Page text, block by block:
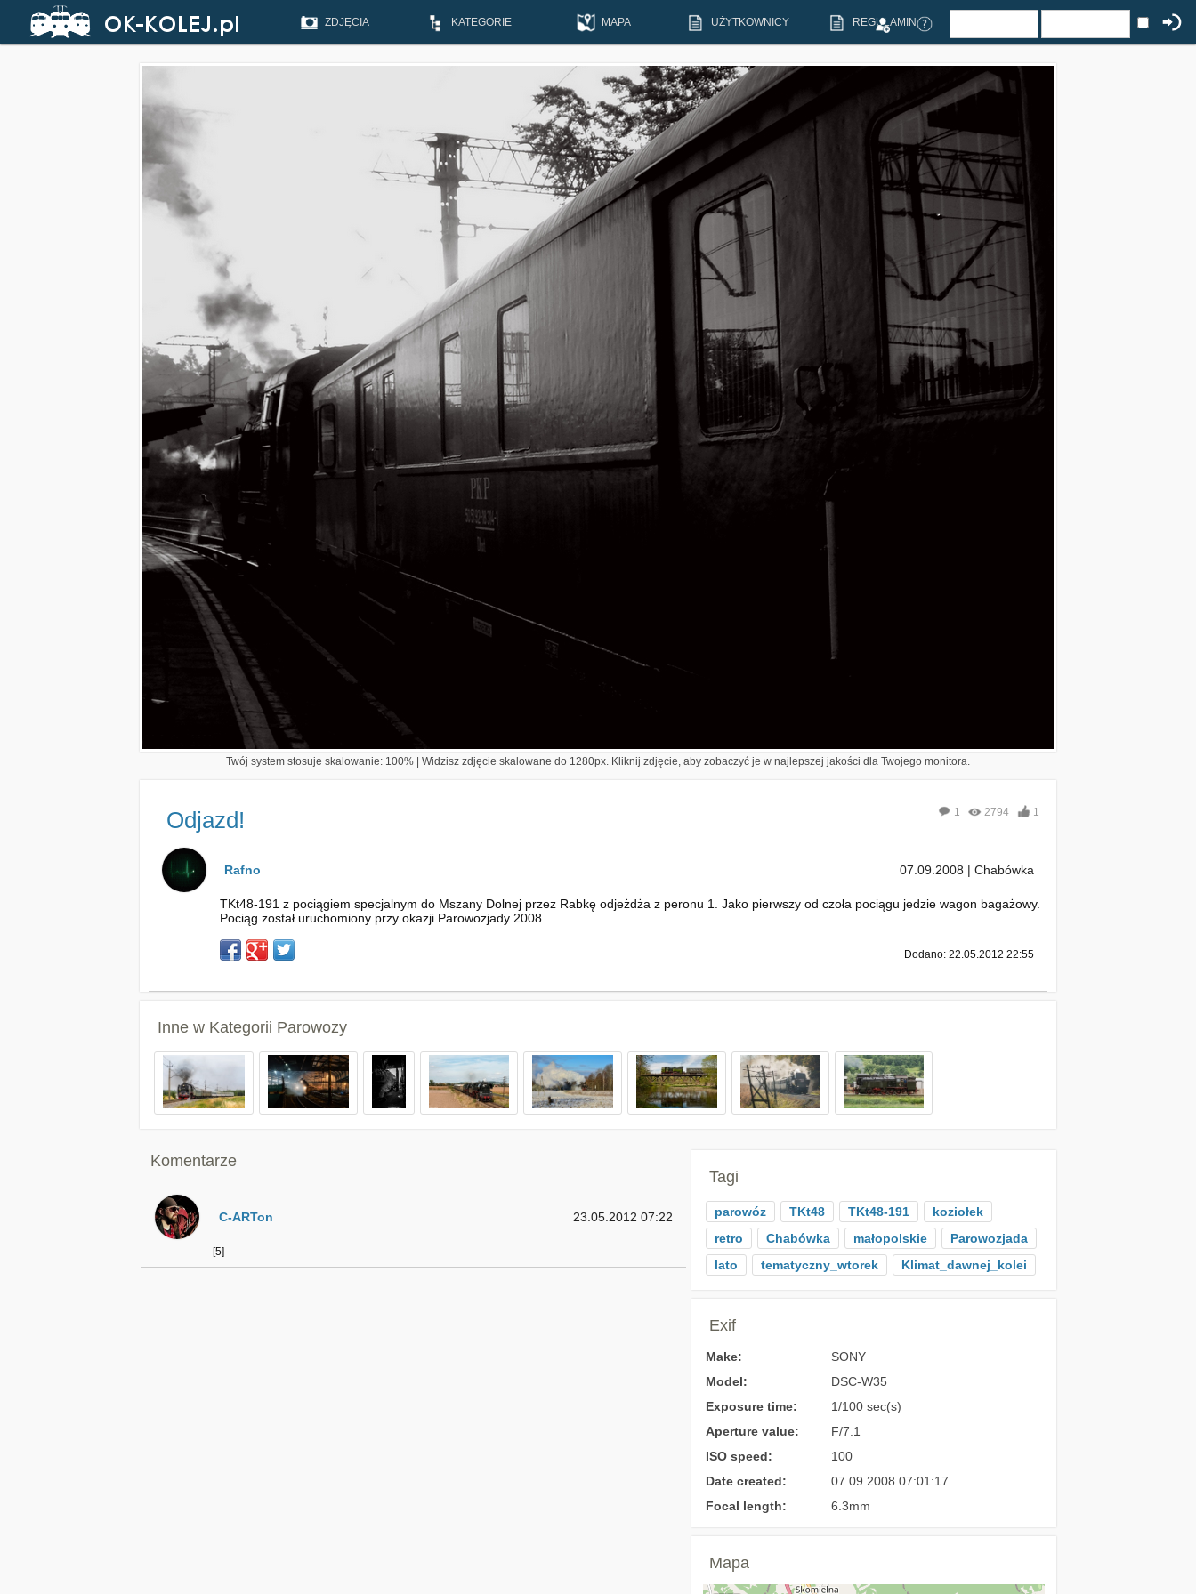
ZDJĘCIA KATEGORIE MAPA UŻYTKOWNICY REGULAMIN
Twój system stosuje skalowanie: 100% | Widzisz zdjęcie skalowane do 1280px. Kliknij zdjęcie, aby zobaczyć je w najlepszej jakości dla Twojego monitora.
Odjazd! 1 2794 1
Rafno 07.09.2008 | Chabówka
TKt48-191 z pociągiem specjalnym do Mszany Dolnej przez Rabkę odjeżdża z peronu 1. Jako pierwszy od czoła pociągu jedzie wagon bagażowy.
Pociąg został uruchomiony przy okazji Parowozjady 2008.
Dodano: 22.05.2012 22:55
Inne w Kategorii Parowozy
Komentarze
C-ARTon 23.05.2012 07:22
[5]
Tagi
parowóz TKt48 TKt48-191
koziołek
retro
Chabówka małopolskie
Parowozjada
lato
tematyczny_wtorek Klimat_dawnej_kolei
Exif
Make:
SONY
Model:
DSC-W35
Exposure time:
1/100 sec(s)
Aperture value:
F/7.1
ISO speed:
100
Date created:
07.09.2008 07:01:17
Focal length:
6.3mm
Mapa